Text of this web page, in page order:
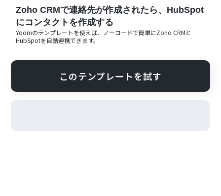
Zoho CRMで連絡先が作成されたら、HubSpot
にコンタクトを作成する
Yoomのテンプレートを使えば、ノーコードで簡単にZoho CRMと
HubSpotを自動連携できます。
このテンプレートを試す